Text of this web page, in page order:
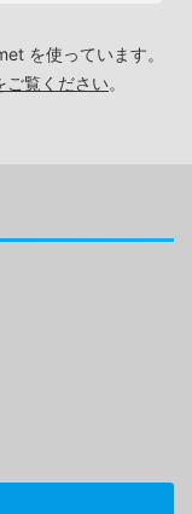
を使っています。
ご覧ください。